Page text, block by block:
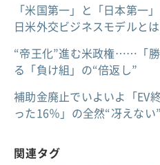
「米国第一」と「日本第一
日米外交ビジネスモデルとは
“帝王化”進む米政権……「
る「負け組」の“倍返し”
補助金廃止でいよいよ「EV
った16％」の全然“冴えない
関連タグ